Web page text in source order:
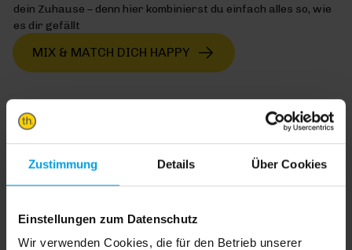
Zustimmung Details Über Cookies
Einstellungen zum Datenschutz
Wir verwenden Cookies, die für den Betrieb unserer
dein Zuhause – denn hier kombinierst du einfach alles so, wie
es dir gefällt
MIX & MATCH DICH HAPPY
TRENDHOPPER STORES
Wie wäre es mit einer großen Portion Inspiration und Kreativität?
Styles.